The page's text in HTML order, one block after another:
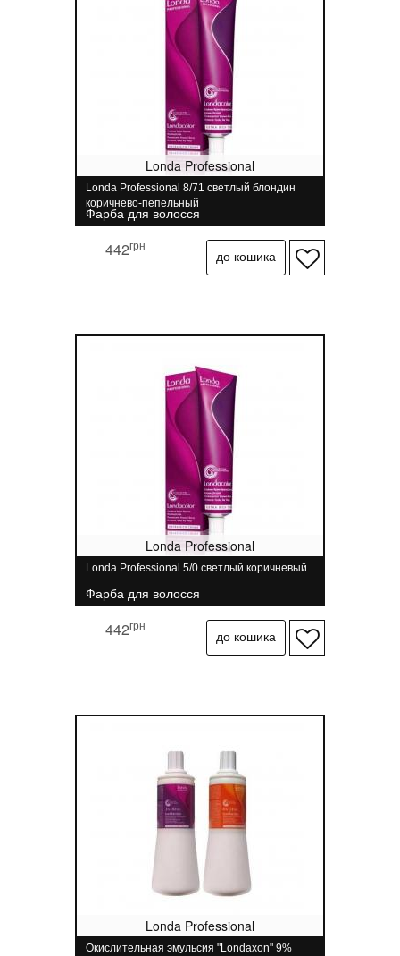
Londa Professional
Londa Professional 8/71 светлый блондин
коричнево-пепельный
Фарба для волосся
442грн
Londa Professional
Londa Professional 5/0 светлый коричневый
Фарба для волосся
442грн
Londa Professional
Окислительная эмульсия "Londaxon" 9%